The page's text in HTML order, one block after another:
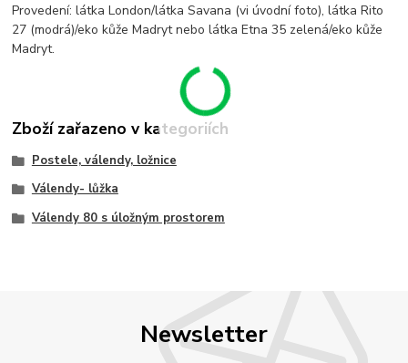
Provedení: látka London/látka Savana (vi úvodní foto), látka Rito
27 (modrá)/eko kůže Madryt nebo látka Etna 35 zelená/eko kůže
Madryt.
Zboží zařazeno v kategoriích
Postele, válendy, ložnice
Válendy- lůžka
Válendy 80 s úložným prostorem
Newsletter